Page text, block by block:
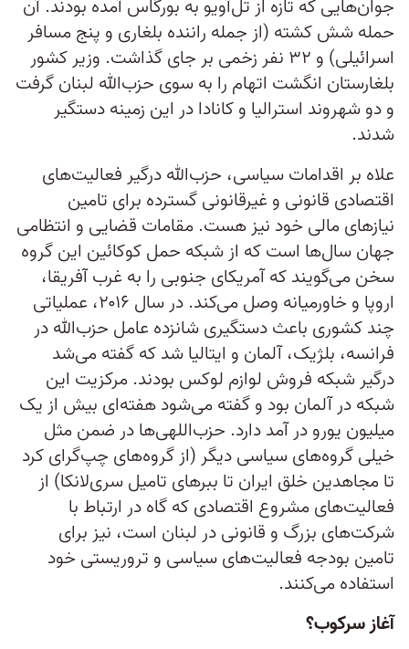
جوان‌هایی که تازه از تل‌آویو به بورگاس آمده بودند. آن
حمله شش کشته (از جمله راننده بلغاری و پنج مسافر
اسرائیلی) و ۳۲ نفر زخمی بر جای گذاشت. وزیر کشور
بلغارستان انگشت اتهام را به سوی حزب‌الله لبنان گرفت
و دو شهروند استرالیا و کانادا در این زمینه دستگیر
شدند.
علاه بر اقدامات سیاسی، حزب‌الله درگیر فعالیت‌های
اقتصادی قانونی و غیرقانونی گسترده برای تامین
نیازهای مالی خود نیز هست. مقامات قضایی و انتظامی
جهان سال‌ها است که از شبکه حمل کوکائین این گروه
سخن می‌گویند که آمریکای جنوبی را به غرب آفریقا،
اروپا و خاورمیانه وصل می‌کند. در سال ۲۰۱۶، عملیاتی
چند کشوری باعث دستگیری شانزده عامل حزب‌الله در
فرانسه، بلژیک، آلمان و ایتالیا شد که گفته می‌شد
درگیر شبکه فروش لوازم لوکس بودند. مرکزیت این
شبکه در آلمان بود و گفته می‌شود هفته‌ای بیش از یک
میلیون یورو در آمد دارد. حزب‌اللهی‌ها در ضمن مثل
خیلی گروه‌های سیاسی دیگر (از گروه‌های چپ‌گرای کرد
تا مجاهدین خلق ایران تا ببرهای تامیل سری‌لانکا) از
فعالیت‌های مشروع اقتصادی که گاه در ارتباط با
شرکت‌های بزرگ و قانونی در لبنان است، نیز برای
تامین بودجه فعالیت‌های سیاسی و تروریستی خود
استفاده می‌کنند.
آغاز سرکوب؟